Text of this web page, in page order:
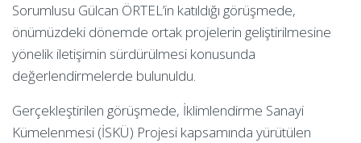
Sorumlusu Gülcan ÖRTEL’in katıldığı görüşmede,
önümüzdeki dönemde ortak projelerin geliştirilmesine
yönelik iletişimin sürdürülmesi konusunda
değerlendirmelerde bulunuldu.
Gerçekleştirilen görüşmede, İklimlendirme Sanayi
Kümelenmesi (İSKÜ) Projesi kapsamında yürütülen